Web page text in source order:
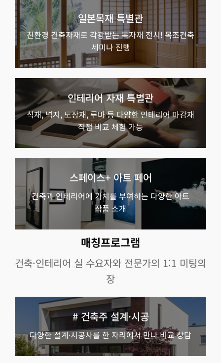
일본목재 특별관
친환경 건축자재로 각광받는 목자재 전시! 목조건축
세미나 진행
인테리어 자재 특별관
석재, 벽지, 도장재, 루바 등 다양한 인테리어 마감재
직접 비교 체험 가능
스페이스+ 아트 페어
건축과 인테리어에 가치를 부여하는 다양한 아트
작품 소개
매칭프로그램
건축·인테리어 실 수요자와 전문가의 1:1 미팅의
장
# 건축주 설계·시공
다양한 설계·시공사를 한 자리에서 만나 비교 상담